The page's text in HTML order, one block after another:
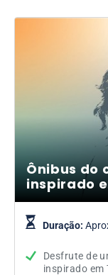
Ônibus do
inspirado
Duração:
Desfrute de
inspirado em